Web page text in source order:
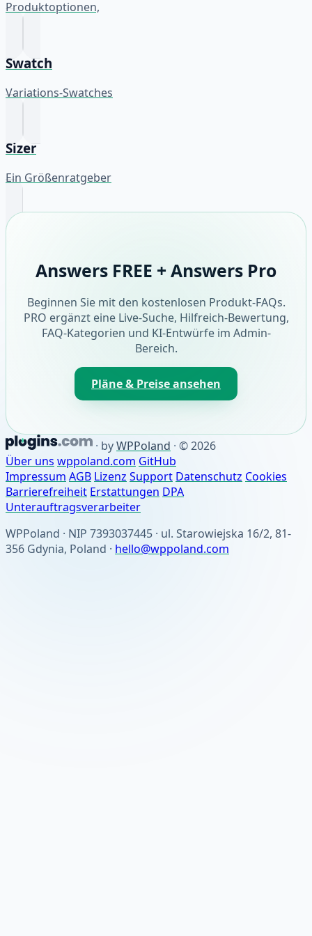
Produktoptionen,
Swatch
Variations-Swatches
Sizer
Ein Größenratgeber
Answers FREE + Answers Pro
Beginnen Sie mit den kostenlosen Produkt-FAQs.
PRO ergänzt eine Live-Suche, Hilfreich-Bewertung,
FAQ-Kategorien und KI-Entwürfe im Admin-
Bereich.
Pläne & Preise ansehen
· byWPPoland · © 2026
Über uns wppoland.com GitHub
Impressum AGB Lizenz Support Datenschutz Cookies
Barrierefreiheit Erstattungen DPA
Unterauftragsverarbeiter
WPPoland · NIP 7393037445 · ul. Starowiejska 16/2, 81-
356 Gdynia, Poland · hello@wppoland.com